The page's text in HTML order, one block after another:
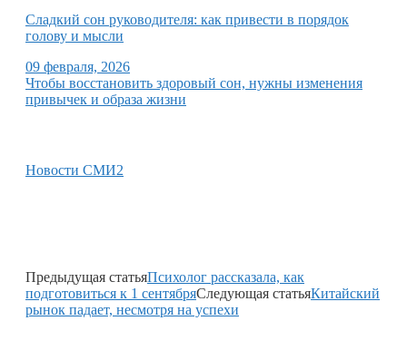
Сладкий сон руководителя: как привести в порядок
голову и мысли
09 февраля, 2026
Чтобы восстановить здоровый сон, нужны изменения
привычек и образа жизни
Новости СМИ2
Предыдущая статьяПсихолог рассказала, как
подготовиться к 1 сентябряСледующая статьяКитайский
рынок падает, несмотря на успехи